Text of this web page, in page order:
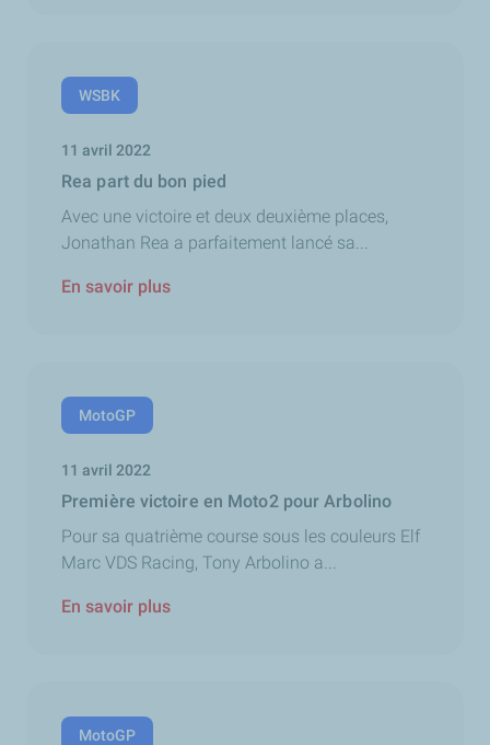
WSBK
11 avril 2022
Rea part du bon pied
Avec une victoire et deux deuxième places,
Jonathan Rea a parfaitement lancé sa...
En savoir plus
MotoGP
11 avril 2022
Première victoire en Moto2 pour Arbolino
Pour sa quatrième course sous les couleurs Elf
Marc VDS Racing, Tony Arbolino a...
En savoir plus
MotoGP